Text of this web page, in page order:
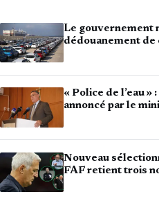
Le gouvernement
dédouanement de
« Police de l’eau
annoncé par le
Nouveau
FAF retient trois